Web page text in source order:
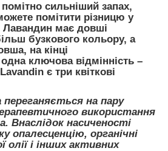
сильніший запах,
помітити різницю у
має довші
бузкового кольору, а
на кінці
ключова відмінність –
є три квіткові
на пару
використання
Внаслідок насиченості
опалесценцію, органічні
олії і інших активних